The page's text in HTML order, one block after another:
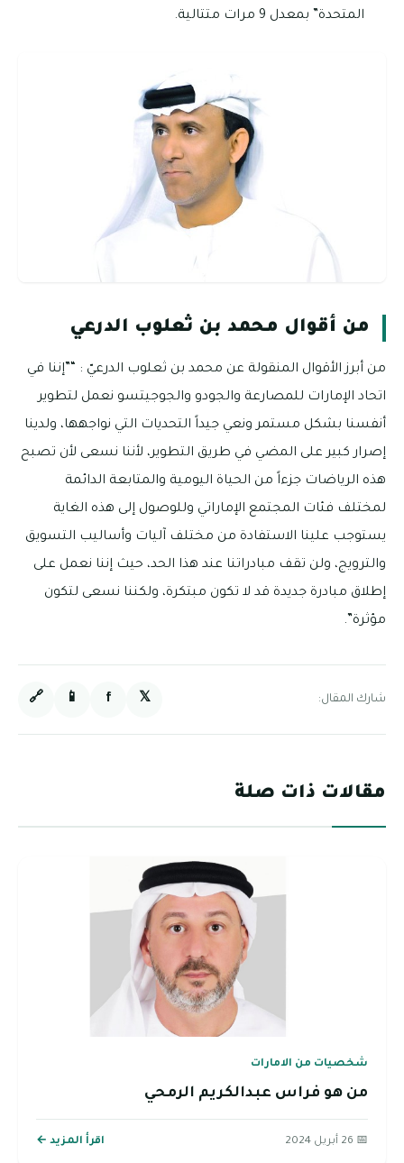
المتحدة” بمعدل 9 مرات متتالية.
من أقوال محمد بن ثعلوب الدرعي
من أبرز الأقوال المنقولة عن محمد بن ثعلوب الدرعيّ : “”إننا في
اتحاد الإمارات للمصارعة والجودو والجوجيتسو نعمل لتطوير
أنفسنا بشكل مستمر ونعي جيداً التحديات التي نواجهها، ولدينا
إصرار كبير على المضي في طريق التطوير، لأننا نسعى لأن تصبح
هذه الرياضات جزءاً من الحياة اليومية والمتابعة الدائمة
لمختلف فئات المجتمع الإماراتي وللوصول إلى هذه الغاية
يستوجب علينا الاستفادة من مختلف آليات وأساليب التسويق
والترويج، ولن تقف مبادراتنا عند هذا الحد، حيث إننا نعمل على
إطلاق مبادرة جديدة قد لا تكون مبتكرة، ولكننا نسعى لتكون
مؤثرة”.
شارك المقال: 𝕏
f
📱
🔗
مقالات ذات صلة
شخصيات من الامارات
من هو فراس عبدالكريم الرمحي
📅 26 أبريل 2024 اقرأ المزيد ←